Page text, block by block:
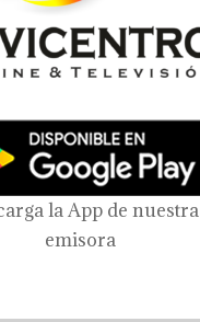
la App de nuestra
emisora